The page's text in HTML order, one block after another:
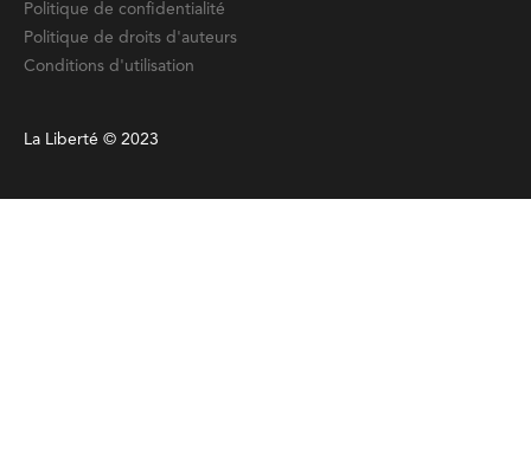
Politique de confidentialité
Politique de droits d'auteurs
Conditions d'utilisation
La Liberté © 2023